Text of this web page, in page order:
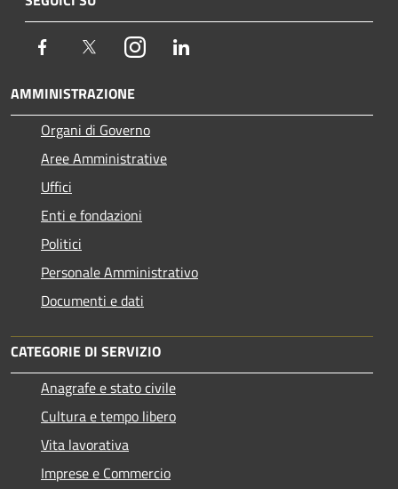
Facebook TwitterInstagram
AMMINISTRAZIONE
Organi di Governo
Aree Amministrative
Uffici
Enti e fondazioni
Politici
Personale Amministrativo
Documenti e dati
CATEGORIE DI SERVIZIO
Anagrafe e stato civile
Cultura e tempo libero
Vita lavorativa
Imprese e Commercio